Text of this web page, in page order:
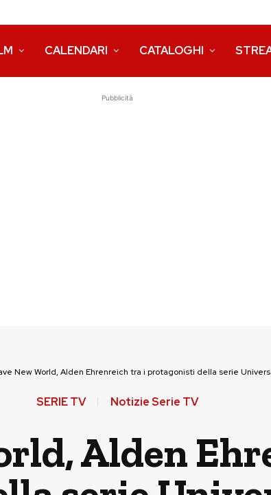
CALENDARI CATALOGHI
Pubblicità
New World, Alden Ehrenreich tra i protagonisti della serie
SERIE TV Notizie Serie TV
Alden